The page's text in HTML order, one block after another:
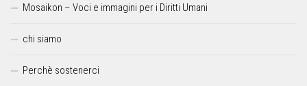
Mosaikon – Voci e immagini per i Diritti Umani
chi siamo
Perchè sostenerci